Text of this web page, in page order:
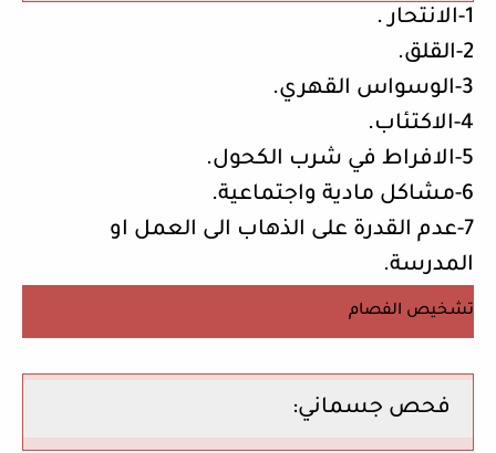
1-الانتحار .
2-القلق.
3-الوسواس القهري.
4-الاكتئاب.
5-الافراط في شرب الكحول.
6-مشاكل مادية واجتماعية.
7-عدم القدرة على الذهاب الى العمل او
المدرسة.
تشخيص الفصام
فحص جسماني: